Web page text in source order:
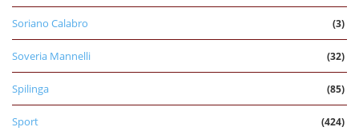
Soriano Calabro (3)
Soveria Mannelli (32)
Spilinga (85)
Sport (424)